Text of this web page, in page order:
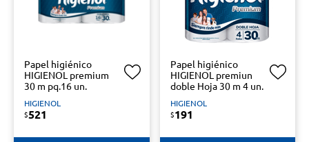
Papel higiénico
HIGIENOL premium
30 m pq.16 un.
HIGIENOL
$521
Papel higiénico
HIGIENOL premiun
doble Hoja 30 m 4 un.
HIGIENOL
$191